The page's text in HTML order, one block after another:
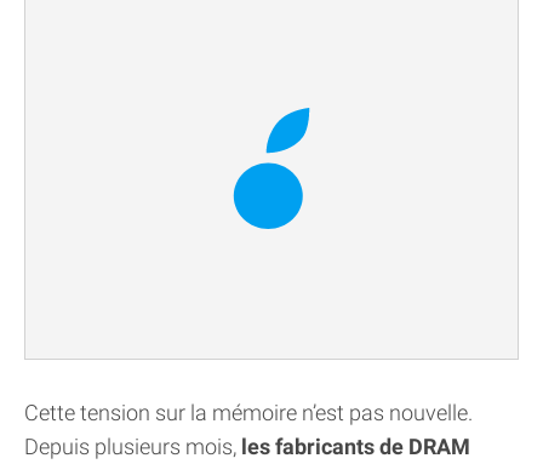
Cette tension sur la mémoire n’est pas nouvelle.
Depuis plusieurs mois, les fabricants de DRAM